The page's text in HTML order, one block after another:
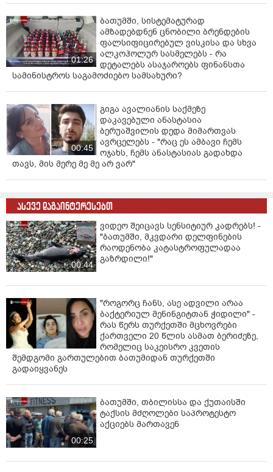
ეს გადასასვლელი არის საჯარო სკოლის წინ, სადაც
არასრულწლოვნები სწავლობენ და ნებისმიერი ბავშვი
არის საფრთხის წინაშე!!! არამხოლოდ ბავშვი, აქ
ზრდასრულსაც კი გაუჭირდება გადასვლა!
მერამდენე შემთხვევა უნდა მოხდეს, რომ მოაგვაროთ
ეს პრობლემა? შვილები არ გყავთ?
თუ ვერ აგვარებთ, გადაკეტეთ საერთოდ ეს
ტერიტორია ისე, რომ ქვეითი სკოლასთან მაინც ვერ
გადავიდეს! ერთი შლაგბაუმი როგორ ვერ გააკეთეთ აქ
ისე, როგორც ადრე ხიდამდე იყო?
დაიღუპა ბავშვი, დაიქცა ოჯახები... ხალხი არა ხართ?
ასევე იხილეთ: "ჩემი დათუნა… დღეს ჩვენს კლასში
სიჩუმეა! გული რომ გასკდება და სიტყვებიც აღარ
არის" - რას წერს მასწავლებელი ბათუმში დაღუპულ 13
წლის ბავშვზე
"ჩემი დისშვილი შეესწრო ამ შემზარავ ამბავს! სახლში,
განადგურებული მოვიდა, სიტყვებს თავს ვერ უყრიდა"
- რას ჰყვებიან ბათუმში მომხდარ ტრაგედიაზე?
01:26
ბათუმში, სისტემატურად
ამზადებდნენ ცნობილი ბრენდების
ფალსიფიცირებულ ვისკისა და სხვა
ალკოჰოლურ სასმელებს - რა
დეტალებს ასაჯაროებს ფინანსთა
სამინისტროს საგამოძიებო სამსახური?
00:45
გიგა ავალიანის საქმეზე
დაკავებული ანასტასია
ბერუაშვილის დედა მიმართვას
ავრცელებს - "რაც ეს ამბავი ჩემს
ოჯახს, ჩემს ანასტასიას გადახდა
თავს, მის მერე მე მე არ ვარ"
ასევე დაგაინტერესებთ
00:44
ვიდეო შეიცავს სენსიტიურ კადრებს! -
"ბათუმში, მკვდარი დელფინების
რაოდენობა კატასტროფულადაა
გაზრდილი!"
"როგორც ჩანს, ასე ადვილი არაა
ბაქტერიულ მენინგიტთან ჭიდილი" -
რას წერს თურქეთში მცხოვრები
ქართველი 20 წლის ასმათ ბერიძეზე,
რომელიც საკეისრო კვეთის
შემდგომი გართულებით ბათუმიდან თურქეთში
გადაიყვანეს
00:25
ბათუმში, თბილისსა და ქუთაისში
ტაქსის მძღოლები საპროტესტო
აქციებს მართავენ